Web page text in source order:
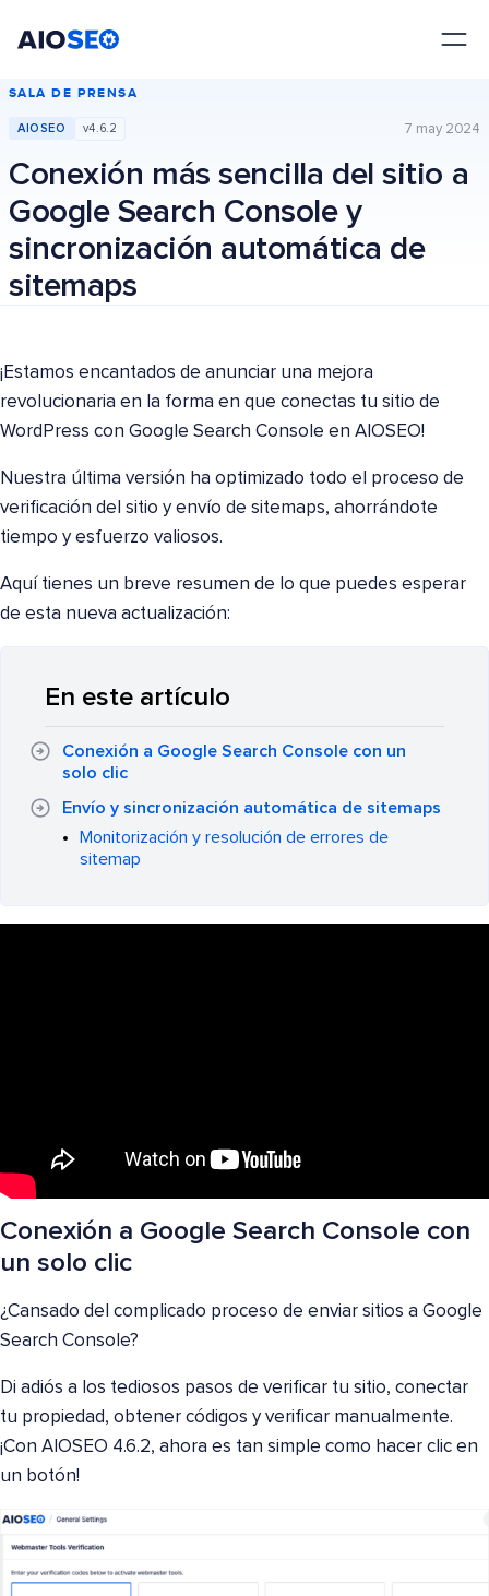
SALA DE PRENSA
AIOSEO v4.6.2 7 may 2024
Conexión más sencilla del sitio a
Google Search Console y
sincronización automática de
sitemaps
¡Estamos encantados de anunciar una mejora
revolucionaria en la forma en que conectas tu sitio de
WordPress con Google Search Console en AIOSEO!
Nuestra última versión ha optimizado todo el proceso de
verificación del sitio y envío de sitemaps, ahorrándote
tiempo y esfuerzo valiosos.
Aquí tienes un breve resumen de lo que puedes esperar
de esta nueva actualización:
En este artículo
Conexión a Google Search Console con un
solo clic
Envío y sincronización automática de sitemaps
Monitorización y resolución de errores de
sitemap
Conexión a Google Search Console con
un solo clic
¿Cansado del complicado proceso de enviar sitios a Google
Search Console?
Di adiós a los tediosos pasos de verificar tu sitio, conectar
tu propiedad, obtener códigos y verificar manualmente.
¡Con AIOSEO 4.6.2, ahora es tan simple como hacer clic en
un botón!